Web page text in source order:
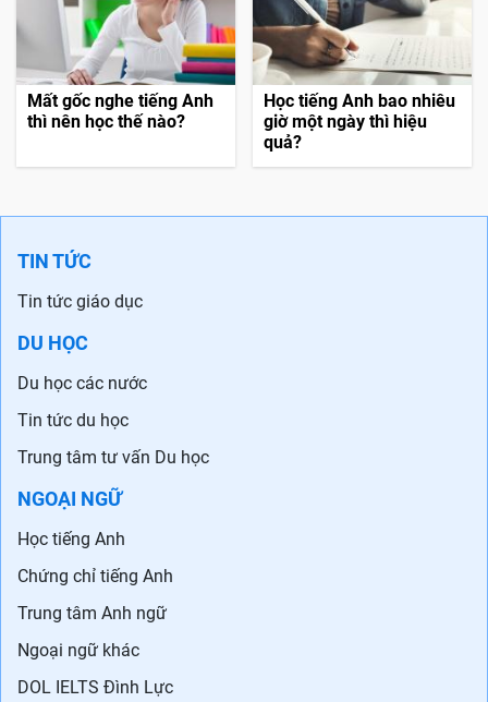
Mất gốc nghe tiếng Anh
thì nên học thế nào?
Học tiếng Anh bao nhiêu
giờ một ngày thì hiệu
quả?
TIN TỨC
Tin tức giáo dục
DU HỌC
Du học các nước
Tin tức du học
Trung tâm tư vấn Du học
NGOẠI NGỮ
Học tiếng Anh
Chứng chỉ tiếng Anh
Trung tâm Anh ngữ
Ngoại ngữ khác
DOL IELTS Đình Lực